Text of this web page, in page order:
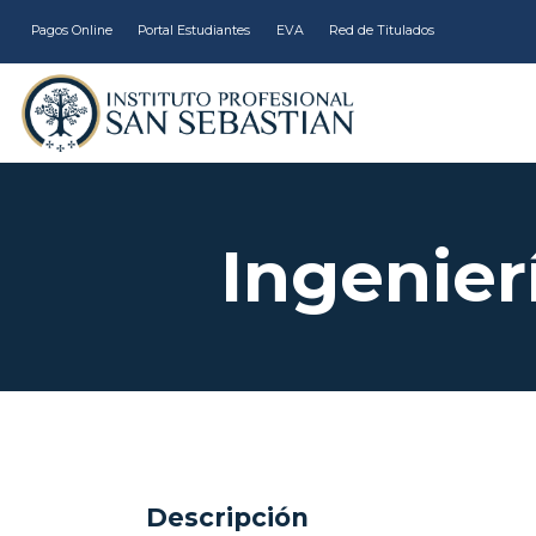
Pagos Online Portal Estudiantes EVA Red de Titulados
Descripción